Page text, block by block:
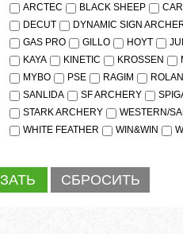
ARCTEC BLACK SHEEP
DECUT
DYNAMIC SIGN
GAS PRO
GILLO HOYT
KAYA
KINETIC KROSSEN
MYBO
PSE RAGIM ROLAN
SANLIDA
SF ARCHERY
STARK ARCHERY
WESTERN/
WHITE FEATHER
WIN&WIN